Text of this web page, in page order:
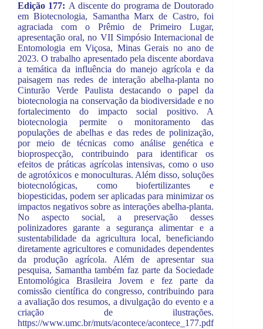
Edição 177: A discente do programa de Doutorado
em Biotecnologia, Samantha Marx de Castro, foi
agraciada com o Prêmio de Primeiro Lugar,
apresentação oral, no VII Simpósio Internacional de
Entomologia em Viçosa, Minas Gerais no ano de
2023. O trabalho apresentado pela discente abordava
a temática da influência do manejo agrícola e da
paisagem nas redes de interação abelha-planta no
Cinturão Verde Paulista destacando o papel da
biotecnologia na conservação da biodiversidade e no
fortalecimento do impacto social positivo. A
biotecnologia permite o monitoramento das
populações de abelhas e das redes de polinização,
por meio de técnicas como análise genética e
bioprospecção, contribuindo para identificar os
efeitos de práticas agrícolas intensivas, como o uso
de agrotóxicos e monoculturas. Além disso, soluções
biotecnológicas, como biofertilizantes e
biopesticidas, podem ser aplicadas para minimizar os
impactos negativos sobre as interações abelha-planta.
No aspecto social, a preservação desses
polinizadores garante a segurança alimentar e a
sustentabilidade da agricultura local, beneficiando
diretamente agricultores e comunidades dependentes
da produção agrícola. Além de apresentar sua
pesquisa, Samantha também faz parte da Sociedade
Entomológica Brasileira Jovem e fez parte da
comissão científica do congresso, contribuindo para
a avaliação dos resumos, a divulgação do evento e a
criação de ilustrações.
https://www.umc.br/muts/acontece/acontece_177.pdf